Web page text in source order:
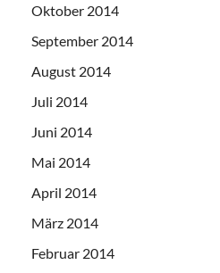
Oktober 2014
September 2014
August 2014
Juli 2014
Juni 2014
Mai 2014
April 2014
März 2014
Februar 2014